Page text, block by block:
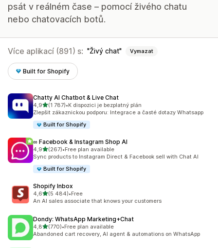
psát v reálném čase – pomocí živého chatu
nebo chatovacích botů.
Více aplikací (891) s: Živý chat Vymazat
Built for Shopify
Chatty AI Chatbot & Live Chat
4,9z 5 hvězd
(1 787)
Celkový počet recenzí: 1787
•K dispozici je bezplatný plán
Zlepšit zákaznickou podporu: Integrace a časté dotazy Whatsapp
Built for Shopify
∞ Facebook & Instagram Shop AI
4,9z 5 hvězd
(267)
Celkový počet recenzí: 267
•Free plan available
Sync products to Instagram Direct & Facebook sell with Chat AI
Built for Shopify
Shopify Inbox
4,6z 5 hvězd
(5 484)
Celkový počet recenzí: 5484
•Free
An AI sales associate that knows your customers
Dondy: WhatsApp Marketing+Chat
4,8z 5 hvězd
(770)
Celkový počet recenzí: 770
•Free plan available
Abandoned cart recovery, AI agent & automations on WhatsApp